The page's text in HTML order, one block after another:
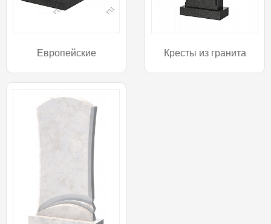
Европейские Кресты из гранита